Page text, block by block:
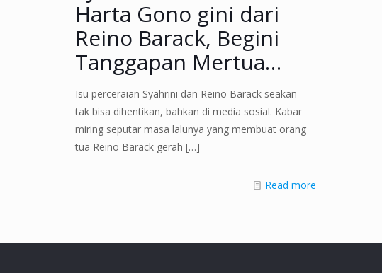
Harta Gono gini dari
Reino Barack, Begini
Tanggapan Mertua…
Isu perceraian Syahrini dan Reino Barack seakan
tak bisa dihentikan, bahkan di media sosial. Kabar
miring seputar masa lalunya yang membuat orang
tua Reino Barack gerah […]
Read more